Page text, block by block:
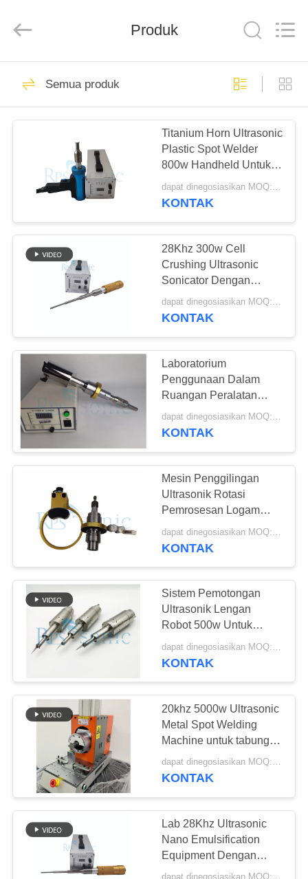
RUMAH
PRODUK
TENTANG
KAMI
TUR
PABRIK
KONTROL
KUALITAS
HUBUNGI
KAMI
BERITA
KASUS
SITEMAP
KEBIJAKAN
PRIVASI
Ltd..
Alat Las Ultrasonik
Ultrasonik
pengelasan
transduser
51
Ultrasonik
pengelasan
converter
Power supply
ultrasonik
40
Tanduk Las
Ultrasonik
Perangkat
Pemotong
87
Produk
Semua produk
Titanium Horn Ultrasonic
Plastic Spot Welder
800w Handheld Untuk
Suku Cadang Mobil
dapat dinegosiasikan MOQ:1 buah
KONTAK
28Khz 300w Cell
Crushing Ultrasonic
Sonicator Dengan
Titanium Horn
dapat dinegosiasikan MOQ:1 buah
KONTAK
Laboratorium
Penggunaan Dalam
Ruangan Peralatan
Pencampur Ultrasonik
20Khz 1000w
dapat dinegosiasikan MOQ:1 buah
KONTAK
Mesin Penggilingan
Ultrasonik Rotasi
Pemrosesan Logam
Non Kontak 20KHz
1000w
KONTAK
Sistem Pemotongan
Ultrasonik Lengan
Robot 500w Untuk
Deburring Drum Plastik
dapat dinegosiasikan MOQ:1 buah
KONTAK
20khz 5000w Ultrasonic
Metal Spot Welding
Machine untuk tabung
tembaga dan aluminium
dapat dinegosiasikan MOQ:1 buah
KONTAK
Lab 28Khz Ultrasonic
Nano Emulsification
Equipment Dengan
Titanium Horn